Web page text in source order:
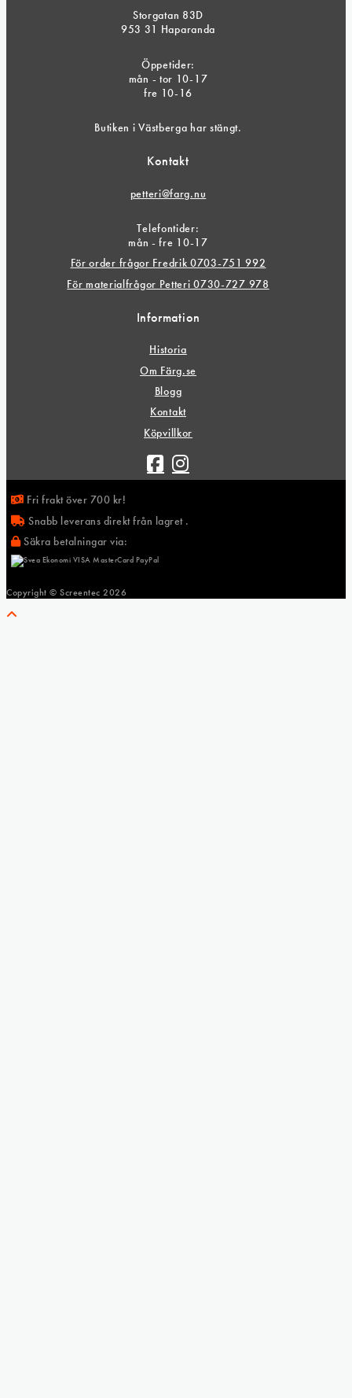
Storgatan 83D
953 31 Haparanda
Öppetider:
mån - tor 10-17
fre 10-16
Butiken i Västberga har stängt.
Kontakt
petteri@farg.nu
Telefontider:
mån - fre 10-17
För order frågor Fredrik 0703-751 992
För materialfrågor Petteri 0730-727 978
Information
Historia
Om Färg.se
Blogg
Kontakt
Köpvillkor
Fri frakt över 700 kr!
Snabb leverans direkt från lagret .
Säkra betalningar via:
Copyright © Screentec 2026